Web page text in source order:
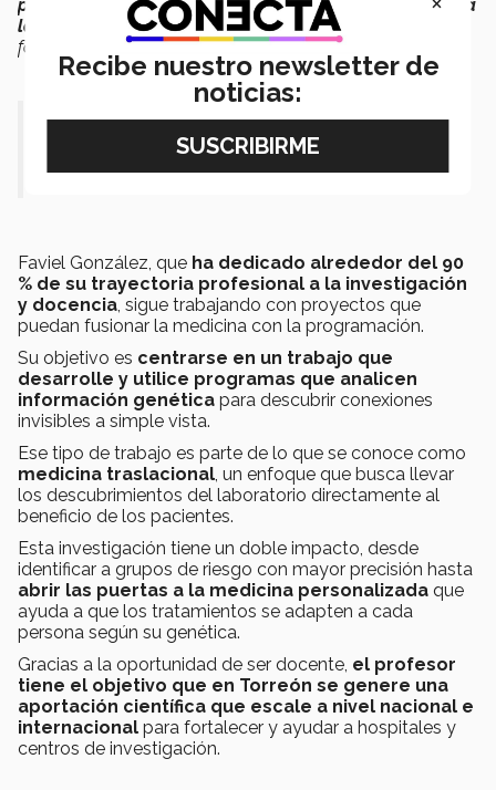
puedes identificar genes que protegen o predisponen a
las personas a ciertas enfermedades. Eso cambia la
forma en que pensamos la medicina”, explicó.
“La programación cambia la forma
en que pensamos la medicina.”
Faviel González, que ha dedicado alrededor del 90
% de su trayectoria profesional a la investigación
y docencia, sigue trabajando con proyectos que
puedan fusionar la medicina con la programación.
Su objetivo es centrarse en un trabajo que
desarrolle y utilice programas que analicen
información genética para descubrir conexiones
invisibles a simple vista.
Ese tipo de trabajo es parte de lo que se conoce como
medicina traslacional, un enfoque que busca llevar
los descubrimientos del laboratorio directamente al
beneficio de los pacientes.
Esta investigación tiene un doble impacto, desde
identificar a grupos de riesgo con mayor precisión hasta
abrir las puertas a la medicina personalizada que
ayuda a que los tratamientos se adapten a cada
persona según su genética.
Gracias a la oportunidad de ser docente, el profesor
tiene el objetivo que en Torreón se genere una
aportación científica que escale a nivel nacional e
internacional para fortalecer y ayudar a hospitales y
centros de investigación.
Recibe nuestro newsletter de
noticias: